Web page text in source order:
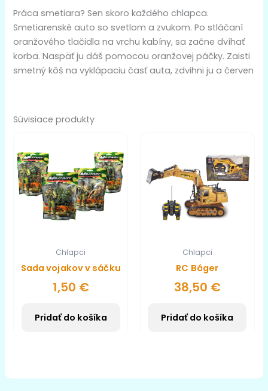
Práca smetiara? Sen skoro každého chlapca.
Smetiarenské auto so svetlom a zvukom. Po stláčaní
oranžového tlačidla na vrchu kabíny, sa začne dvíhať
korba. Naspäť ju dáš pomocou oranžovej páčky. Zaisti
smetný kôš na vyklápaciu časť auta, zdvihni ju a červen
Súvisiace produkty
Chlapci
Sada vojakov v sáčku
1,50 €
Pridať do košíka
Chlapci
RC Báger
38,50 €
Pridať do košíka